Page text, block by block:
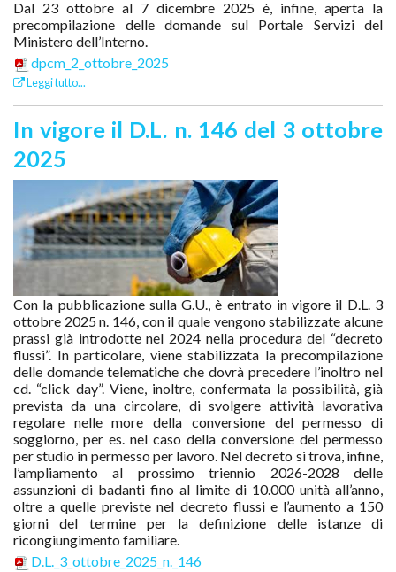
Dal 23 ottobre al 7 dicembre 2025 è, infine, aperta la
precompilazione delle domande sul Portale Servizi del
Ministero dell’Interno.
dpcm_2_ottobre_2025
Leggi tutto...
In vigore il D.L. n. 146 del 3 ottobre
2025
Con la pubblicazione sulla G.U., è entrato in vigore il D.L. 3
ottobre 2025 n. 146, con il quale vengono stabilizzate alcune
prassi già introdotte nel 2024 nella procedura del “decreto
flussi”. In particolare, viene stabilizzata la precompilazione
delle domande telematiche che dovrà precedere l’inoltro nel
cd. “click day”. Viene, inoltre, confermata la possibilità, già
prevista da una circolare, di svolgere attività lavorativa
regolare nelle more della conversione del permesso di
soggiorno, per es. nel caso della conversione del permesso
per studio in permesso per lavoro. Nel decreto si trova, infine,
l’ampliamento al prossimo triennio 2026-2028 delle
assunzioni di badanti fino al limite di 10.000 unità all’anno,
oltre a quelle previste nel decreto flussi e l’aumento a 150
giorni del termine per la definizione delle istanze di
ricongiungimento familiare.
D.L._3_ottobre_2025_n._146